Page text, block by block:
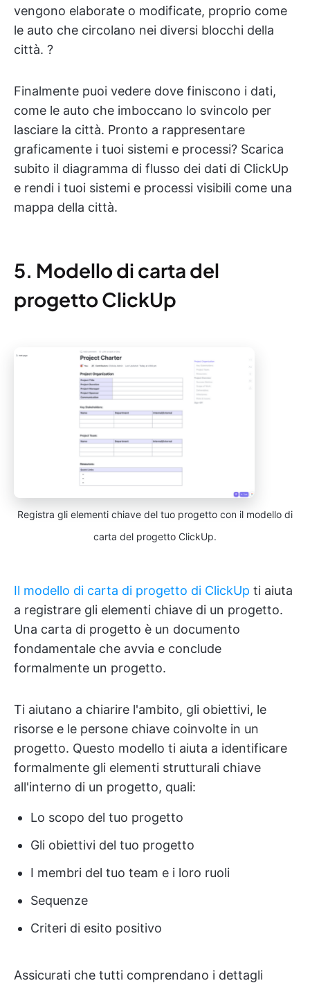
vengono elaborate o modificate, proprio come
le auto che circolano nei diversi blocchi della
città. ?️
Finalmente puoi vedere dove finiscono i dati,
come le auto che imboccano lo svincolo per
lasciare la città. Pronto a rappresentare
graficamente i tuoi sistemi e processi? Scarica
subito il diagramma di flusso dei dati di ClickUp
e rendi i tuoi sistemi e processi visibili come una
mappa della città.
5. Modello di carta del
progetto ClickUp
Registra gli elementi chiave del tuo progetto con il modello di
carta del progetto ClickUp.
Il modello di carta di progetto di ClickUp ti aiuta
a registrare gli elementi chiave di un progetto.
Una carta di progetto è un documento
fondamentale che avvia e conclude
formalmente un progetto.
Ti aiutano a chiarire l'ambito, gli obiettivi, le
risorse e le persone chiave coinvolte in un
progetto. Questo modello ti aiuta a identificare
formalmente gli elementi strutturali chiave
all'interno di un progetto, quali:
Lo scopo del tuo progetto
Gli obiettivi del tuo progetto
I membri del tuo team e i loro ruoli
Sequenze
Criteri di esito positivo
Assicurati che tutti comprendano i dettagli